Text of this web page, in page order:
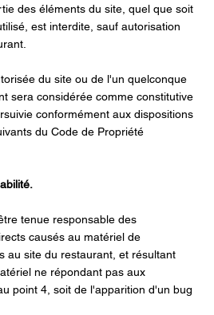
des éléments du site, quel que soit
est interdite, sauf autorisation
du site ou de l'un quelconque
sera considérée comme constitutive
conformément aux dispositions
du Code de Propriété
tenue responsable des
causés au matériel de
au site du restaurant, et résultant
ne répondant pas aux
point 4, soit de l'apparition d'un bug